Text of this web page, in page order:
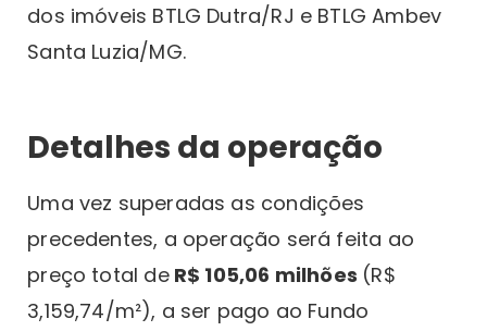
dos imóveis BTLG Dutra/RJ e BTLG Ambev
Santa Luzia/MG.
Detalhes da operação
Uma vez superadas as condições
precedentes, a operação será feita ao
preço total deR$ 105,06 milhões (R$
3,159,74/m²), a ser pago ao Fundo